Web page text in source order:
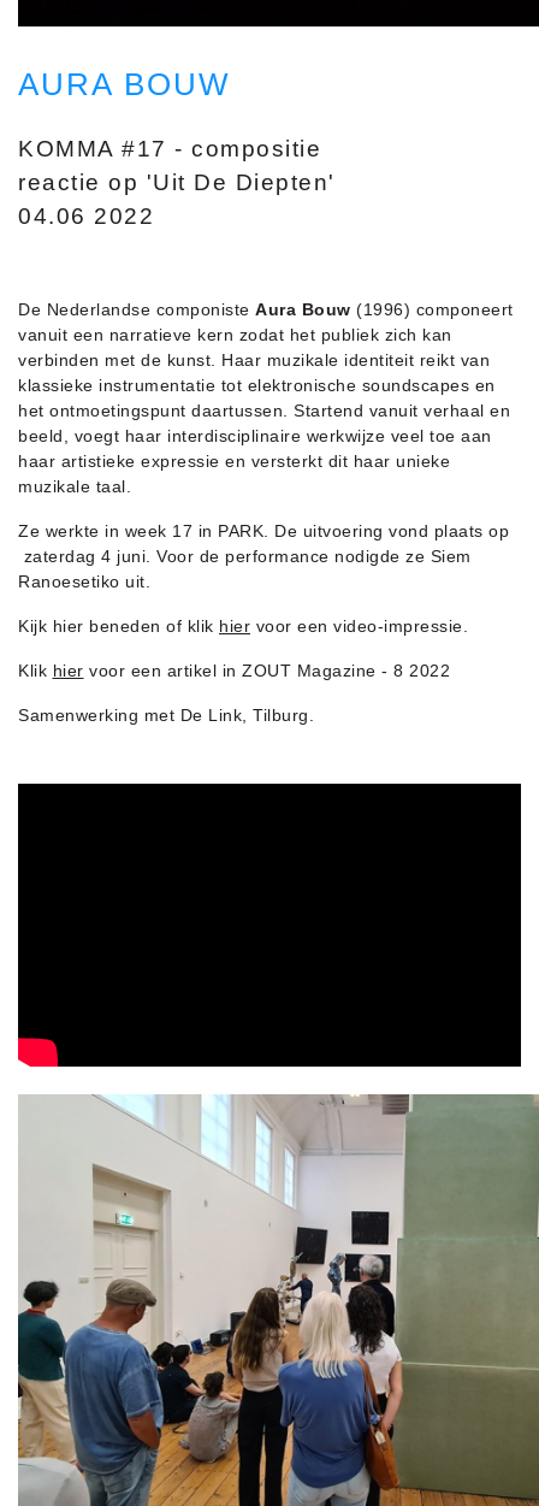
AURA BOUW
KOMMA #17 - compositie
reactie op 'Uit De Diepten'
04.06 2022
De Nederlandse componiste Aura Bouw (1996) componeert
vanuit een narratieve kern zodat het publiek zich kan
verbinden met de kunst. Haar muzikale identiteit reikt van
klassieke instrumentatie tot elektronische soundscapes en
het ontmoetingspunt daartussen. Startend vanuit verhaal en
beeld, voegt haar interdisciplinaire werkwijze veel toe aan
haar artistieke expressie en versterkt dit haar unieke
muzikale taal.
Ze werkte in week 17 in PARK. De uitvoering vond plaats op
zaterdag 4 juni. Voor de performance nodigde ze Siem
Ranoesetiko uit.
Kijk hier beneden of klik hier voor een video-impressie.
Klik hier voor een artikel in ZOUT Magazine - 8 2022
Samenwerking met De Link, Tilburg.